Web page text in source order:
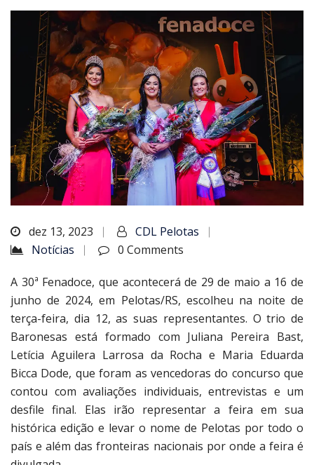
dez 13, 2023
CDL Pelotas
Notícias
0 Comments
A 30ª Fenadoce, que acontecerá de 29 de maio a 16 de
junho de 2024, em Pelotas/RS, escolheu na noite de
terça-feira, dia 12, as suas representantes. O trio de
Baronesas está formado com Juliana Pereira Bast,
Letícia Aguilera Larrosa da Rocha e Maria Eduarda
Bicca Dode, que foram as vencedoras do concurso que
contou com avaliações individuais, entrevistas e um
desfile final. Elas irão representar a feira em sua
histórica edição e levar o nome de Pelotas por todo o
país e além das fronteiras nacionais por onde a feira é